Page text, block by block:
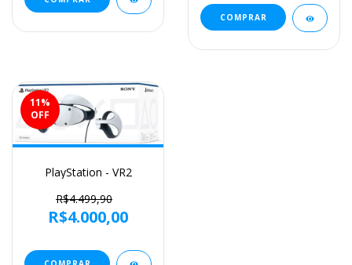
11%
OFF
PlayStation - VR2
R$4.499,90
R$4.000,00